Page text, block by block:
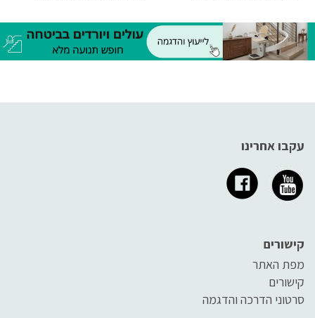
במקום יימצא כל הציוד הדרוש
שימקסם את הסיכוי להצילו.
לבדיקת קרקעית העין, ולכן אין
ספק שהם חייבים להיות איכותיים
עקבו אחרינו
קישורים
מפת האתר
קישורים
סרטוני הדרכה והדגמה